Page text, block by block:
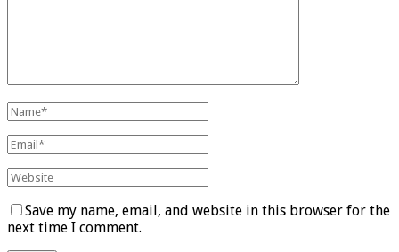
Save my name, email, and website in this browser for the
next time I comment.